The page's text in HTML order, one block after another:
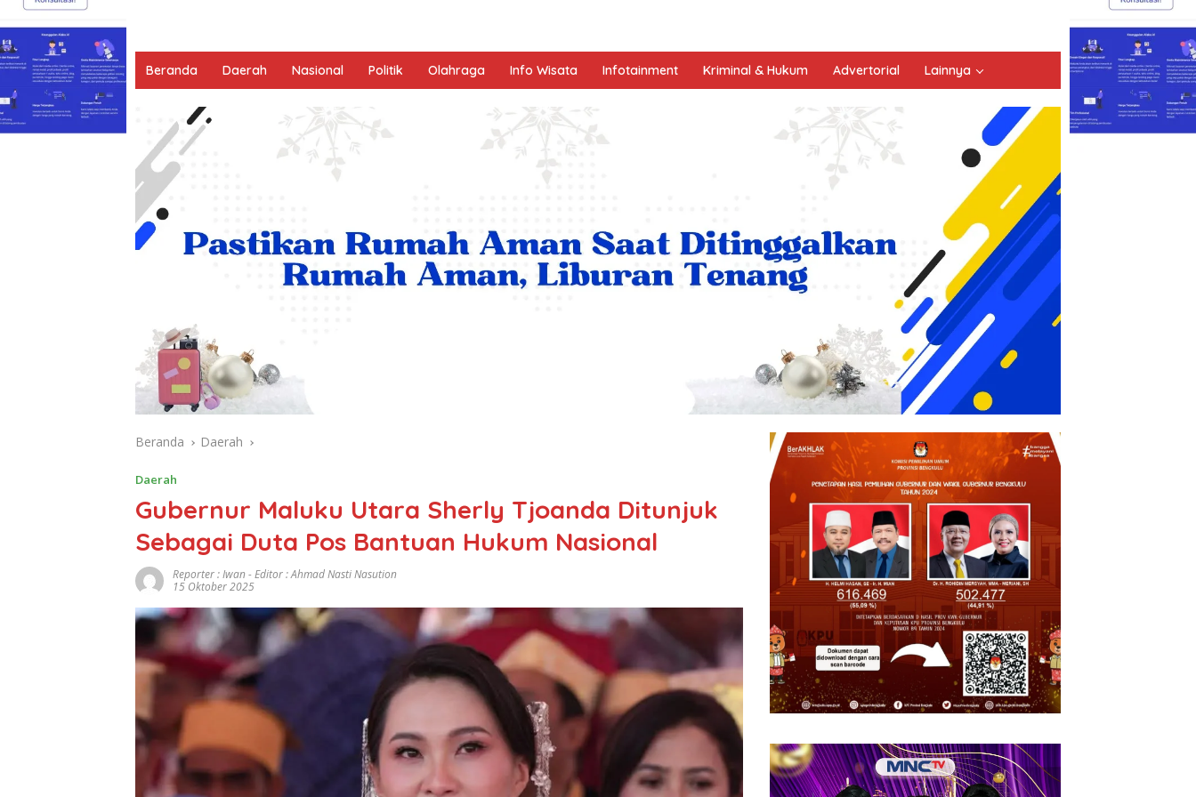
Beranda Daerah Nasional Politik Olahraga Info Wisata Infotainment Kriminal & Hukum Advertorial Lainnya
Beranda Daerah
Daerah
Gubernur Maluku Utara Sherly Tjoanda Ditunjuk
Sebagai Duta Pos Bantuan Hukum Nasional
Reporter : Iwan - Editor : Ahmad Nasti Nasution
15 Oktober 2025